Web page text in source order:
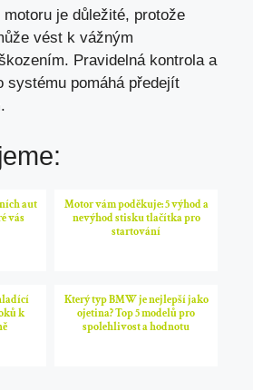
je důležité, protože
vést k vážným
Pravidelná kontrola a
systému pomáhá předejít
aut
vás
Motor vám poděkuje: 5 výhod a
nevýhod stisku tlačítka pro
startování
k
Který typ BMW je nejlepší jako
ojetina? Top 5 modelů pro
spolehlivost a hodnotu